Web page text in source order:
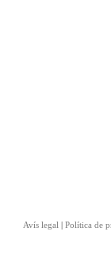
Avís legal | Política de